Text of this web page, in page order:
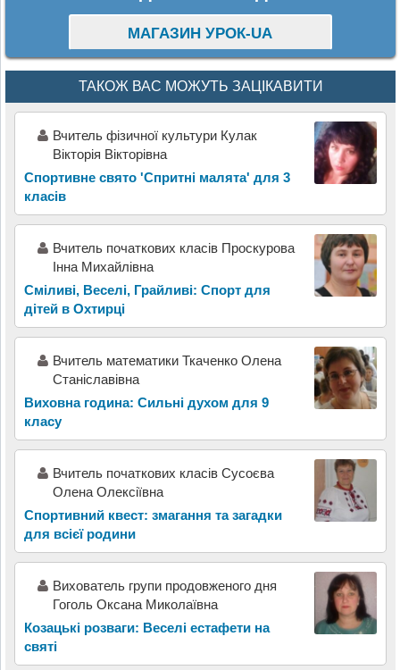
МАГАЗИН УРОК-UA
ТАКОЖ ВАС МОЖУТЬ ЗАЦІКАВИТИ
Вчитель фізичної культури Кулак
Вікторія Вікторівна
Спортивне свято 'Спритні малята' для 3
класів
Вчитель початкових класів Проскурова
Інна Михайлівна
Сміливі, Веселі, Грайливі: Спорт для
дітей в Охтирці
Вчитель математики Ткаченко Олена
Станіславівна
Виховна година: Сильні духом для 9
класу
Вчитель початкових класів Сусоєва
Олена Олексіївна
Спортивний квест: змагання та загадки
для всієї родини
Вихователь групи продовженого дня
Гоголь Оксана Миколаївна
Козацькі розваги: Веселі естафети на
святі